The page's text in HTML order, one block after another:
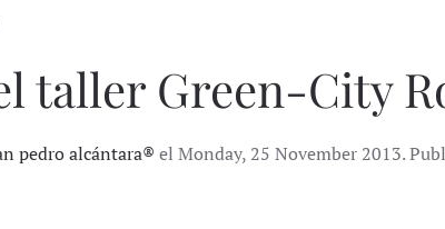
taller Green-City
pedro alcántara® el Monday, 25 November 2013.